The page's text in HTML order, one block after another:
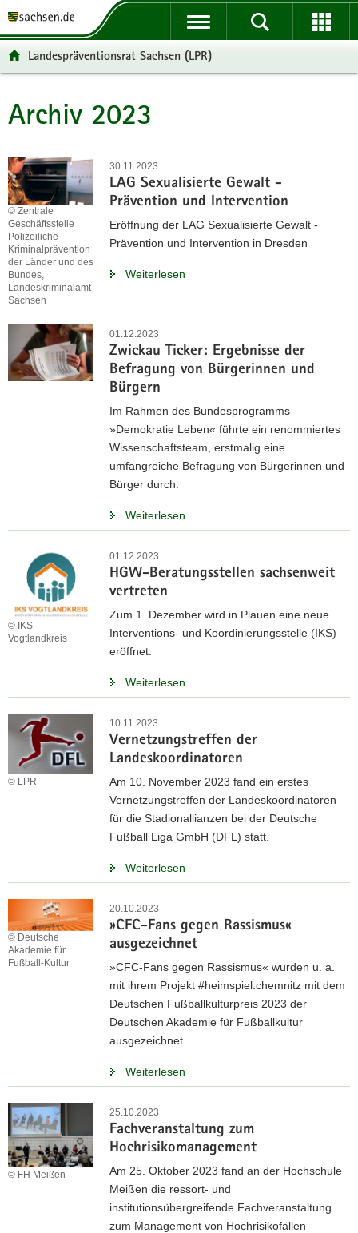
t
ü
e
r
g
r
e
i
f
e
n
N
a
t
n
v
i
g
a
t
i
o
n
p
n
a
l
t
t
e
n
f
o
r
m
a
t
i
o
t
-
e
r
e
c
h
Landespräventionsrat Sachsen (LPR)
Hauptinhalt
Archiv 2023
30.11.2023
LAG Sexualisierte Gewalt -
Prävention und Intervention
© Zentrale
Geschäftsstelle
Polizeiliche
Kriminalprävention
der Länder und des
Bundes,
Landeskriminalamt
Sachsen
Eröffnung der LAG Sexualisierte Gewalt -
Prävention und Intervention in Dresden
Weiterlesen
01.12.2023
Zwickau Ticker: Ergebnisse der
Befragung von Bürgerinnen und
Bürgern
Im Rahmen des Bundesprogramms
»Demokratie Leben« führte ein renommiertes
Wissenschaftsteam, erstmalig eine
umfangreiche Befragung von Bürgerinnen und
Bürger durch.
Weiterlesen
01.12.2023
HGW-Beratungsstellen sachsenweit
vertreten
© IKS
Vogtlandkreis
Zum 1. Dezember wird in Plauen eine neue
Interventions- und Koordinierungsstelle (IKS)
eröffnet.
Weiterlesen
10.11.2023
Vernetzungstreffen der
Landeskoordinatoren
© LPR
Am 10. November 2023 fand ein erstes
Vernetzungstreffen der Landeskoordinatoren
für die Stadionallianzen bei der Deutsche
Fußball Liga GmbH (DFL) statt.
Weiterlesen
20.10.2023
»CFC-Fans gegen Rassismus«
ausgezeichnet
© Deutsche
Akademie für
Fußball-Kultur
»CFC-Fans gegen Rassismus« wurden u. a.
mit ihrem Projekt #heimspiel.chemnitz mit dem
Deutschen Fußballkulturpreis 2023 der
Deutschen Akademie für Fußballkultur
ausgezeichnet.
Weiterlesen
25.10.2023
Fachveranstaltung zum
Hochrisikomanagement
© FH Meißen
Am 25. Oktober 2023 fand an der Hochschule
Meißen die ressort- und
institutionsübergreifende Fachveranstaltung
zum Management von Hochrisikofällen